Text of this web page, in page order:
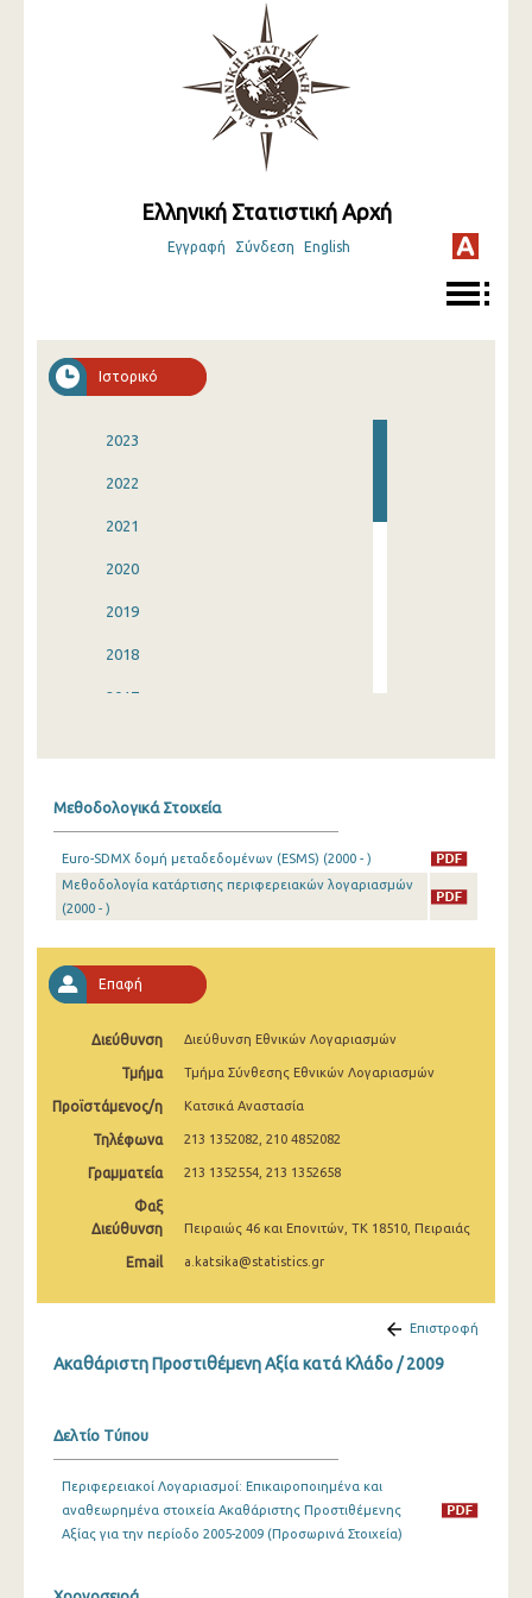
Ελληνική Στατιστική Αρχή
Εγγραφή Σύνδεση English
Ιστορικό
2023
2022
2021
2020
2019
2018
2017
2013
2012
2010
2009
2005
Μεθοδολογικά Στοιχεία
Euro-SDMX δομή μεταδεδομένων (ESMS) (2000 - )
Μεθοδολογία κατάρτισης περιφερειακών λογαριασμών
(2000 - )
Επαφή
Διεύθυνση Διεύθυνση Εθνικών Λογαριασμών
Τμήμα Τμήμα Σύνθεσης Εθνικών Λογαριασμών
Προϊστάμενος/η Κατσικά Αναστασία
Τηλέφωνα 213 1352082, 210 4852082
Γραμματεία 213 1352554, 213 1352658
Φαξ
Διεύθυνση
Πειραιώς 46 και Επονιτών, ΤΚ 18510, Πειραιάς
Email a.katsika@statistics.gr
Επιστροφή
Ακαθάριστη Προστιθέμενη Αξία κατά Κλάδο / 2009
Δελτίο Τύπου
Περιφερειακοί Λογαριασμοί: Επικαιροποιημένα και
αναθεωρημένα στοιχεία Ακαθάριστης Προστιθέμενης
Αξίας για την περίοδο 2005-2009 (Προσωρινά Στοιχεία)